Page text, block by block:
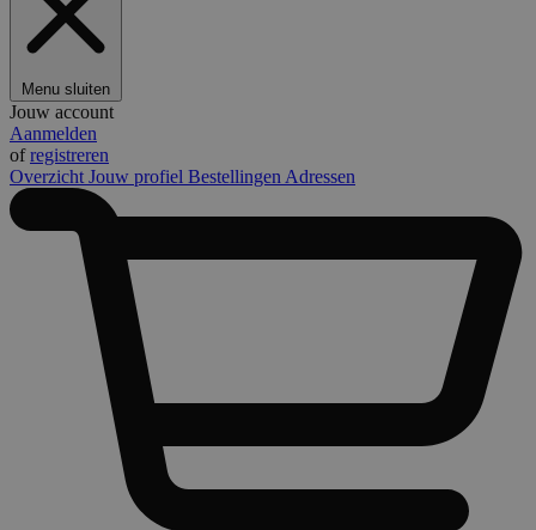
Menu sluiten
Jouw account
Aanmelden
ofregistreren
Overzicht Jouw profiel Bestellingen Adressen